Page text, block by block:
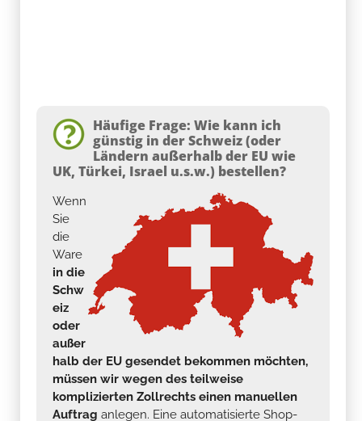
Häufige Frage: Wie kann ich
günstig in der Schweiz (oder
Ländern außerhalb der EU wie
UK, Türkei, Israel u.s.w.) bestellen?
Wenn
Sie
die
Ware
in die
Schw
eiz
oder
außer
halb der EU gesendet bekommen möchten,
müssen wir wegen des teilweise
komplizierten Zollrechts einen manuellen
Auftrag anlegen. Eine automatisierte Shop-